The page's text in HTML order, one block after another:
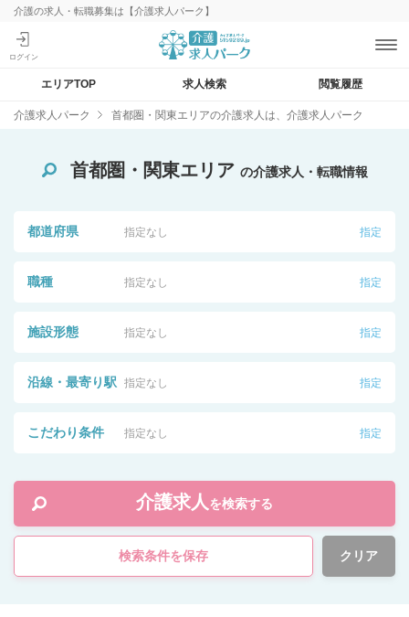
介護の求人・転職募集は【介護求人パーク】
エリアTOP 求人検索 閲覧履歴
介護求人パーク 首都圏・関東エリアの介護求人は、介護求人パーク
首都圏・関東エリア の介護求人・転職情報
都道府県 指定なし 指定
職種 指定なし 指定
施設形態 指定なし 指定
沿線・最寄り駅 指定なし 指定
こだわり条件 指定なし 指定
介護求人 を検索する
検索条件を保存 クリア